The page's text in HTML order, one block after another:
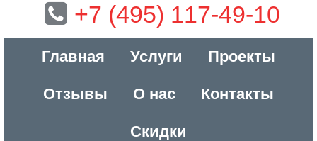
+7 (495) 117-49-10
Главная Услуги Проекты
Отзывы О нас Контакты
Скидки